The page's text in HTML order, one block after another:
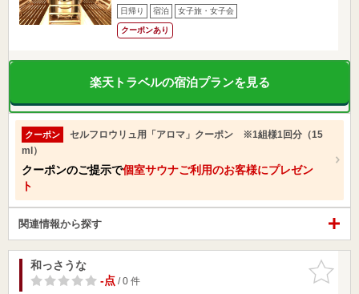
日帰り 宿泊 女子旅・女子会
クーポンあり
楽天トラベルの宿泊プランを見る
クーポン
セルフロウリュ用「アロマ」クーポン ※1組様1回分（15
ml）
クーポンのご提示で個室サウナご利用のお客様にプレゼン
ト
関連情報から探す
お気に入
りに追加
和っさうな
-点/ 0 件